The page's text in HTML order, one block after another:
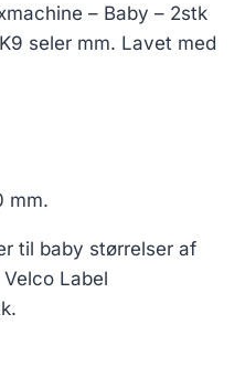
– Baby – 2stk
seler mm. Lavet med
mm.
til baby størrelser af
Label